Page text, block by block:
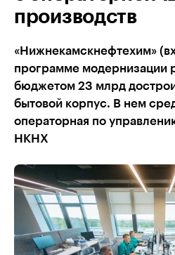
производств
«Нижнекамскнефтехим»
программе модернизации
бюджетом 23 млрд
бытовой корпус. В нем
операторная по
НКНХ